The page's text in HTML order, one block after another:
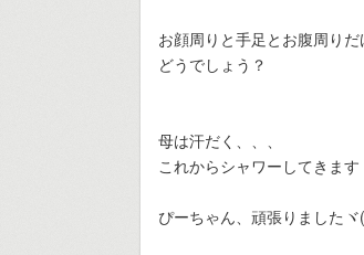
お顔周りと手足とお腹周り
どうでしょう？
母は汗だく、、、
これからシャワーしてきます
ぴーちゃん、頑張りました